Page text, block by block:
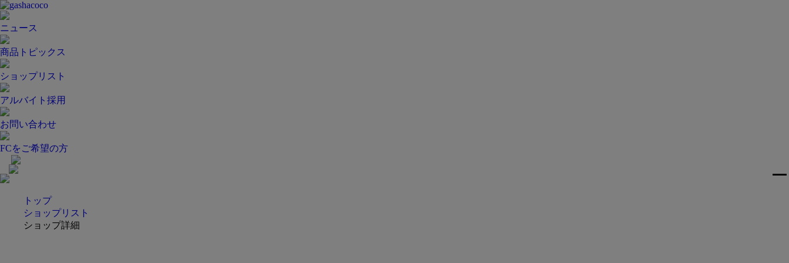
ニュース
商品トピックス
ショップリスト
アルバイト採用
お問い合わせ
FCをご希望の方
トップ
ショップリスト
ショップ詳細